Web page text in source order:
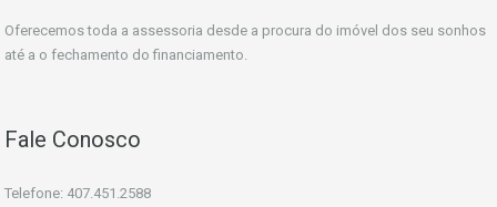
Oferecemos toda a assessoria desde a procura do imóvel dos seu sonhos
até a o fechamento do financiamento.
Fale Conosco
Telefone: 407.451.2588